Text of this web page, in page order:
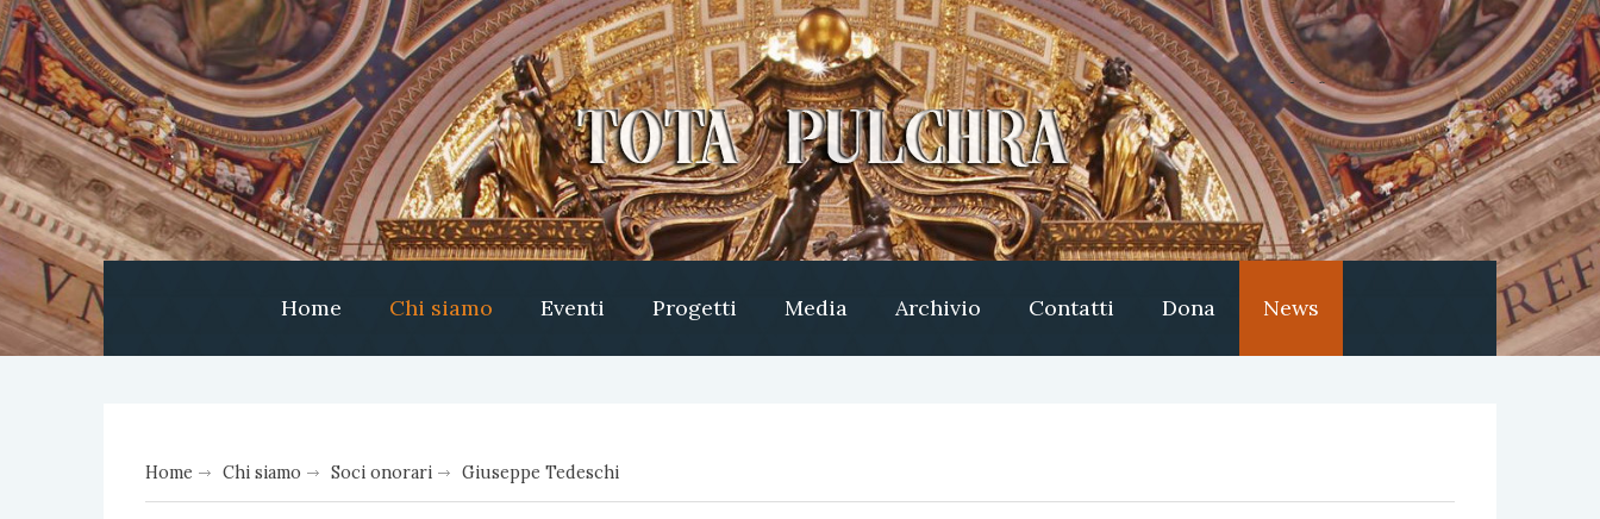
Home Chi siamo Eventi Progetti Media Archivio Contatti Dona News
Home Chi siamo Soci onorari Giuseppe Tedeschi